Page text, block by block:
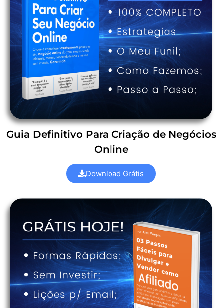
Guia Definitivo Para Criação de Negócios
Online
Download Grátis